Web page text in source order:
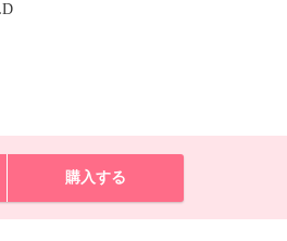
購入する